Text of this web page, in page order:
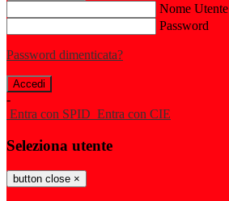
Nome Utente
Password
Password dimenticata?
-
Entra con SPID Entra con CIE
Seleziona utente
button close ×